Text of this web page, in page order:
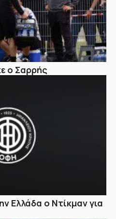
ο Σαρρής
Ελλάδα ο Ντίκμαν για